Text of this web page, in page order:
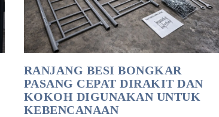
RANJANG BESI BONGKAR
PASANG CEPAT DIRAKIT DAN
KOKOH DIGUNAKAN UNTUK
KEBENCANAAN